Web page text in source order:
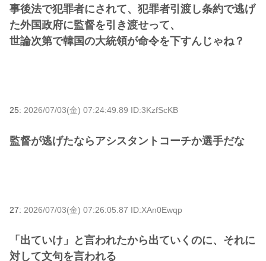
事後法で犯罪者にされて、犯罪者引渡し条約で逃げ
た外国政府に監督を引き渡せって、
世論次第で韓国の大統領が命令を下すんじゃね？
25: 2026/07/03(金) 07:24:49.89 ID:3KzfScKB
監督が逃げたならアシスタントコーチか選手だな
27: 2026/07/03(金) 07:26:05.87 ID:XAn0Ewqp
「出ていけ」と言われたから出ていくのに、それに
対して文句を言われる